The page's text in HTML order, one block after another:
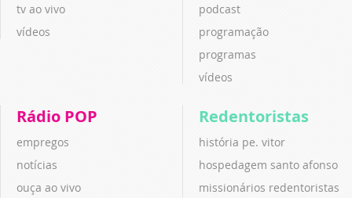
tv ao vivo
vídeos
podcast
programação
programas
vídeos
Rádio POP
empregos
notícias
ouça ao vivo
Redentoristas
história pe. vitor
hospedagem santo afonso
missionários redentoristas